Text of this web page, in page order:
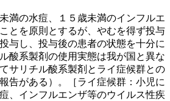
満の水痘、１５歳未満のインフルエ
とを原則とするが、やむを得ず投与
与し、投与後の患者の状態を十分に
酸系製剤の使用実態は我が国と異な
サリチル酸系製剤とライ症候群との
告がある）。［ライ症候群：小児に
、インフルエンザ等のウイルス性疾